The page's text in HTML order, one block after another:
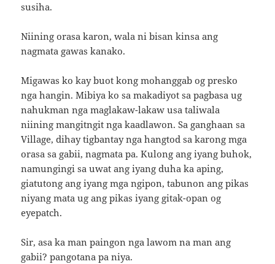
susiha.
Niining orasa karon, wala ni bisan kinsa ang
nagmata gawas kanako.
Migawas ko kay buot kong mohanggab og presko
nga hangin. Mibiya ko sa makadiyot sa pagbasa ug
nahukman nga maglakaw-lakaw usa taliwala
niining mangitngit nga kaadlawon. Sa ganghaan sa
Village, dihay tigbantay nga hangtod sa karong mga
orasa sa gabii, nagmata pa. Kulong ang iyang buhok,
namungingi sa uwat ang iyang duha ka aping,
giatutong ang iyang mga ngipon, tabunon ang pikas
niyang mata ug ang pikas iyang gitak-opan og
eyepatch.
Sir, asa ka man paingon nga lawom na man ang
gabii? pangotana pa niya.